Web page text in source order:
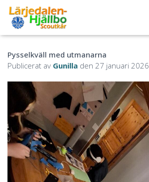
Pysselkväll med utmanarna
Publicerat av Gunilla den 27 januari 2026